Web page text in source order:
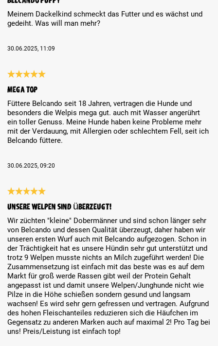
Meinem Dackelkind schmeckt das Futter und es wächst und
gedeiht. Was will man mehr?
30.06.2025, 11:09
Mega Top
Füttere Belcando seit 18 Jahren, vertragen die Hunde und
besonders die Welpis mega gut. auch mit Wasser angerührt
ein toller Genuss. Meine Hunde haben keine Probleme mehr
mit der Verdauung, mit Allergien oder schlechtem Fell, seit ich
Belcando füttere.
30.06.2025, 09:20
Unsere Welpen sind überzeugt!
Wir züchten "kleine" Dobermänner und sind schon länger sehr
von Belcando und dessen Qualität überzeugt, daher haben wir
unseren ersten Wurf auch mit Belcando aufgezogen. Schon in
der Trächtigkeit hat es unsere Hündin sehr gut unterstützt und
trotz 9 Welpen musste nichts an Milch zugeführt werden! Die
Zusammensetzung ist einfach mit das beste was es auf dem
Markt für groß werde Rassen gibt weil der Protein Gehalt
angepasst ist und damit unsere Welpen/Junghunde nicht wie
Pilze in die Höhe schießen sondern gesund und langsam
wachsen! Es wird sehr gern gefressen und vertragen. Aufgrund
des hohen Fleischanteiles reduzieren sich die Häufchen im
Gegensatz zu anderen Marken auch auf maximal 2! Pro Tag bei
uns! Preis/Leistung ist einfach top!